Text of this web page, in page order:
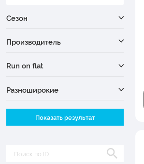
Сезон
Производитель
Run on flat
Разноширокие
Ширина
Диаметр
Показать результат